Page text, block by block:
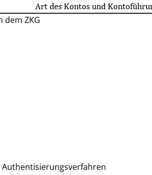
Art des Kontos und
dem ZKG